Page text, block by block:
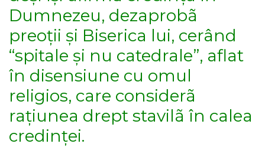
Dumnezeu, dezaprobã
preoții și Biserica lui, cerând
“spitale și nu catedrale”, aflat
în disensiune cu omul
religios, care considerã
rațiunea drept stavilã în calea
credinței.